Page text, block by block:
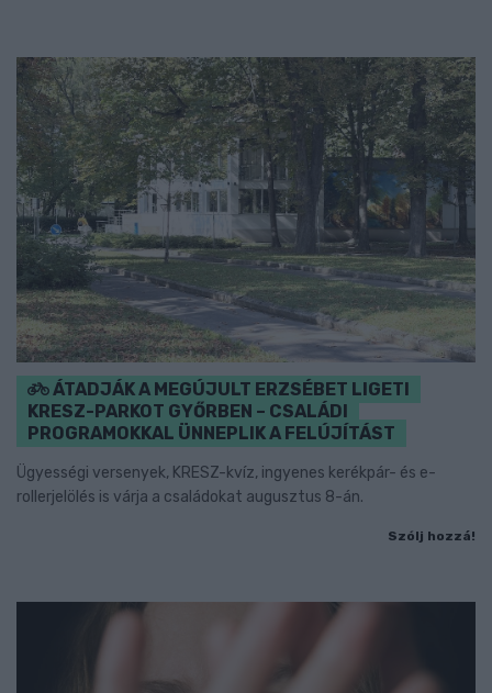
ÁTADJÁK A MEGÚJULT ERZSÉBET LIGETI
KRESZ-PARKOT GYŐRBEN – CSALÁDI
PROGRAMOKKAL ÜNNEPLIK A FELÚJÍTÁST
Ügyességi versenyek, KRESZ-kvíz, ingyenes kerékpár- és e-
rollerjelölés is várja a családokat augusztus 8-án.
Szólj hozzá!